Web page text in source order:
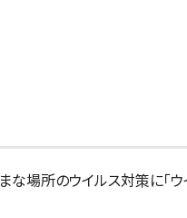
場所のウイルス対策に「ウ